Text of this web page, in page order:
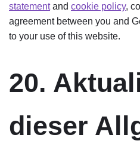
statementand cookie policy,
agreement between you and
to your use of this website.
20.
dieser